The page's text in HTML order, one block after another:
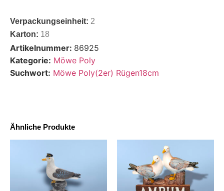
Verpackungseinheit: 2
Karton: 18
Artikelnummer: 86925
Kategorie: Möwe Poly
Suchwort: Möwe Poly(2er) Rügen18cm
Ähnliche Produkte